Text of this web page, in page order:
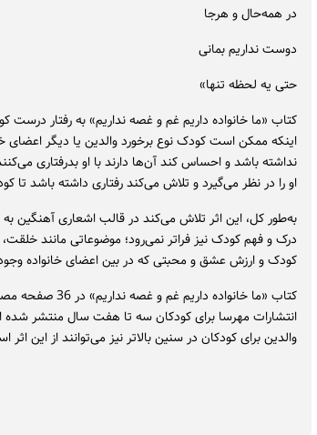
در همه‌حال و هرجا
دوست نداریم بمانی
حتی یه لحظه تنها»
کتاب «ما خانواده داریم غم و غصه نداریم» به رفتار درست
اینکه ممکن است کودک نوع برخورد والدین یا دیگر اعضای
نداشته باشد و احساس کند آن‌ها دارند با او بدرفتاری
او را در نظر می‌گیرد و تلاش می‌کند رفتاری داشته باشد تا
به‌طور کل، این اثر تلاش می‌کند در قالب اشعاری آهنگین
درک و فهم کودک نیز فراتر نمی‌رود؛ موضوعاتی مانند
کودک و ارزش عشق و محبتی که در بین اعضای خانواده وجود
انتشارات مهرسا برای کودکان سه تا هفت سال منتشر شده
والدین برای کودکان در سنین بالاتر نیز می‌توانند از این اثر